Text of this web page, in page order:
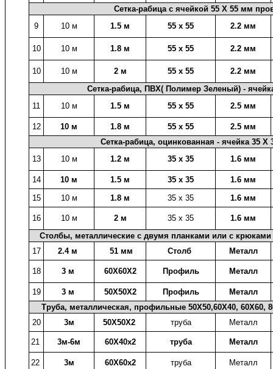
Сетка-рабица с ячейкой 55 X 55 мм
9
10 м 1.5 м 55 х 55 2.2 мм
10 10 м 1.8 м 55 х 55 2.2 мм
10 10 м 2 м 55 х 55
2.2 мм
Сетка-рабица, ПВХ( Полимер Зеленый) -
11
10 м 1.5 м 55 х 55 2.5 мм
12 10 м 1.8 м 55 х 55
2.5 мм
Сетка-рабица, оцинкованная - ячейка 35
13
10 м 1.2 м 35 х 35 1.6 мм
14 10 м 1.5 м 35 х 35
1.6 мм
15
10 м 1.8 м 35 х 35 1.6 мм
16 10 м 2 м 35 х 35
1.6 мм
Столбы, металлические с двумя планками или с
17
2.4 м 51 мм Столб Металл
18 3 м 60X60X2 Профиль Металл
19 3 м 50X50X2 Профиль
Металл
Труба, металлическая, профильные 50X50,60X40, 60X60,
20
3м 50X50X2 труба Металл
21 3м-6м 60X40x2 труба Металл
22 3м 60X60x2 труба Металл